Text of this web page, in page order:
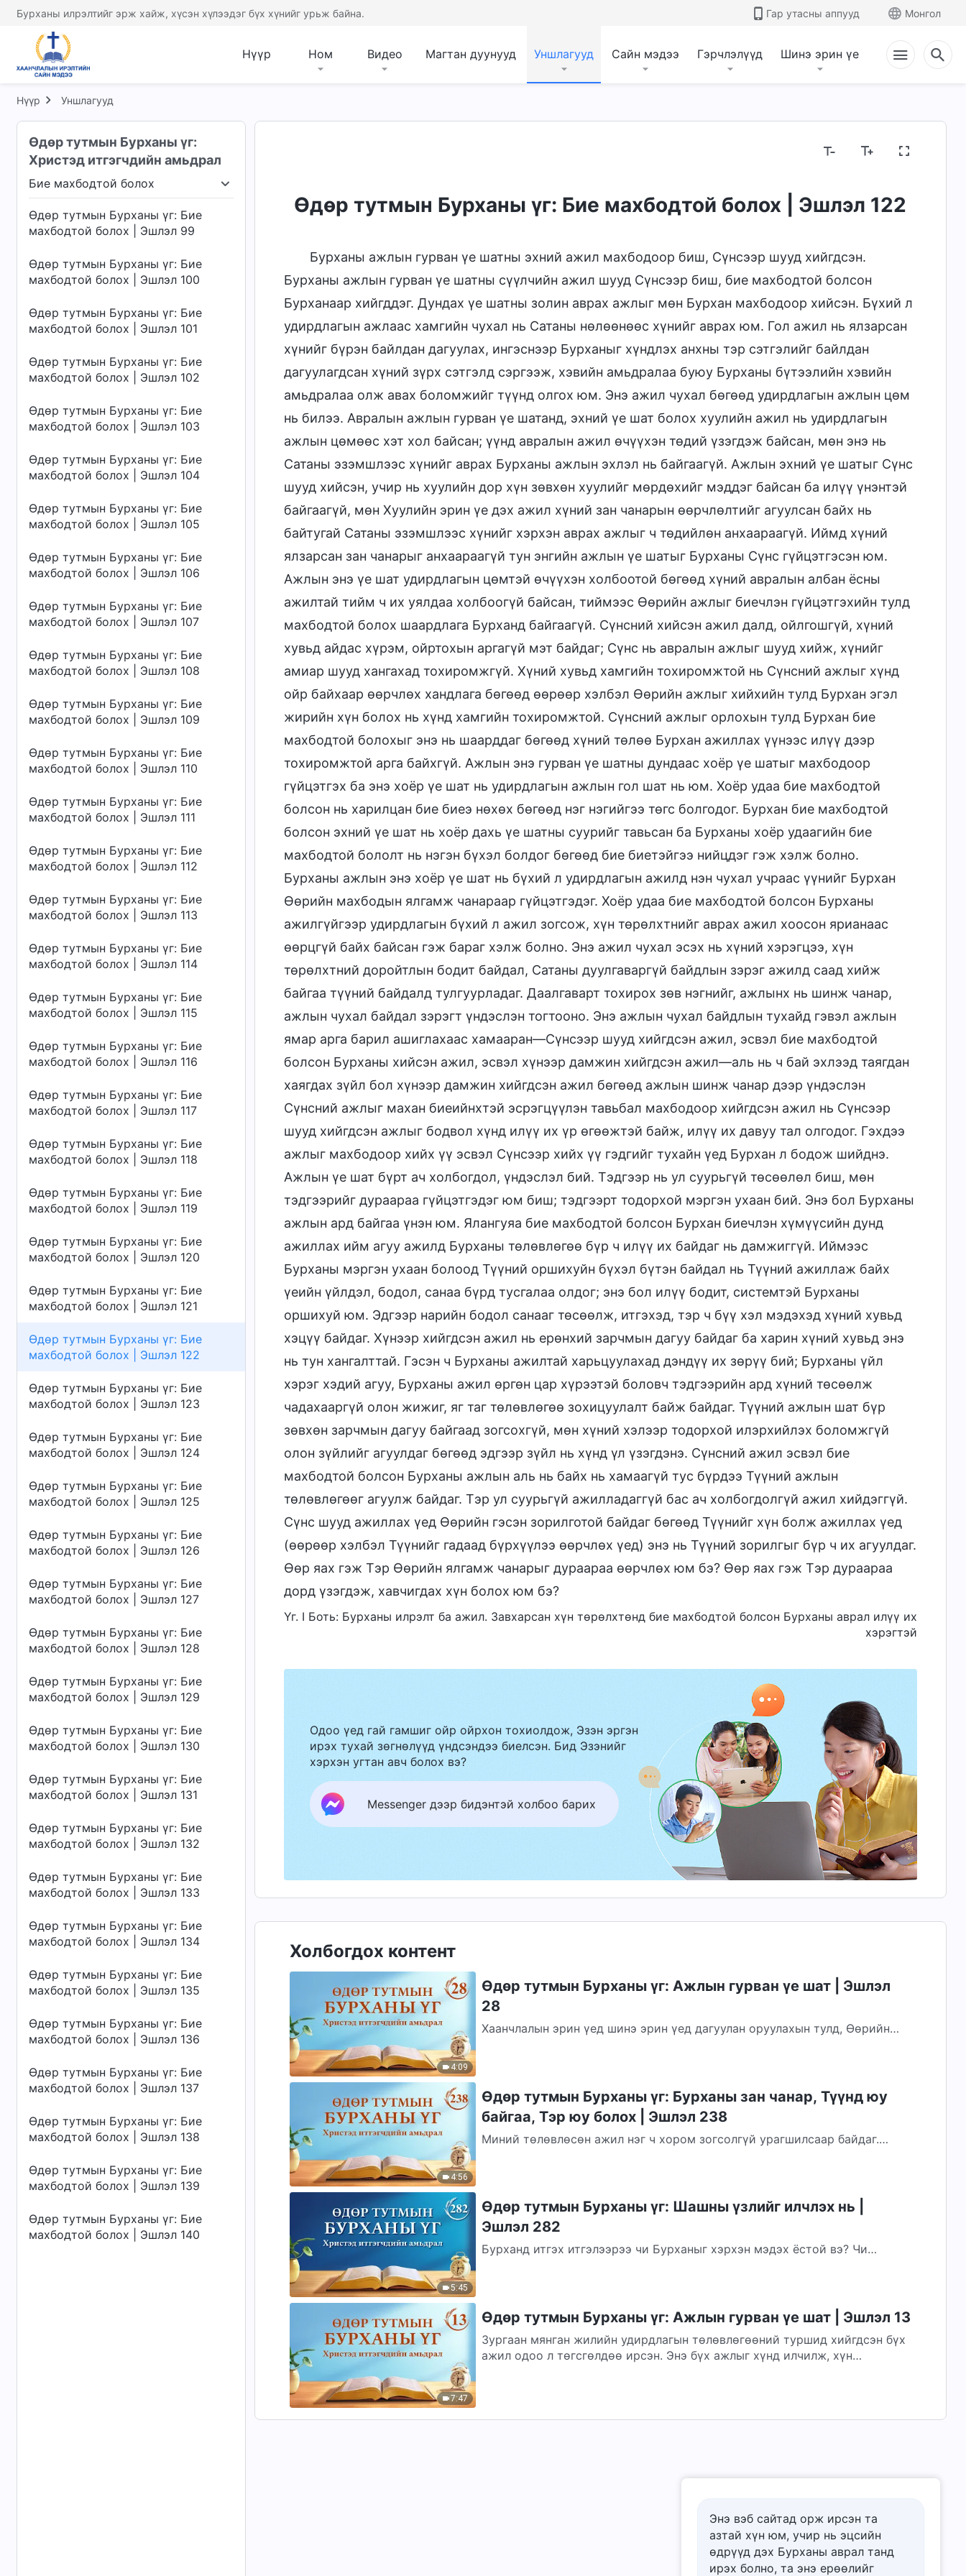
Бурханы илрэлтийг эрж хайж, хүсэн хүлээдэг бүх хүнийг урьж байна. Гар утасны аппууд Монгол
Нүүр Ном Видео Магтан дуунууд Уншлагууд Сайн мэдээ Гэрчлэлүүд Шинэ эрин үе
Нүүр Уншлагууд
Өдөр тутмын Бурханы үг:
Христэд итгэгчдийн амьдрал
Бие махбодтой болох
шүүлт Бие махбодтой болох Бурханы ажлыг мэдэх нь Бурханы зан чанар, Түүнд юу байгаа, Тэр юу болох Библийн тухай нууцууд
Өдөр тутмын Бурханы үг: Бие
махбодтой болох | Эшлэл 99
Өдөр тутмын Бурханы үг: Бие
махбодтой болох | Эшлэл 100
Өдөр тутмын Бурханы үг: Бие
махбодтой болох | Эшлэл 101
Өдөр тутмын Бурханы үг: Бие
махбодтой болох | Эшлэл 102
Өдөр тутмын Бурханы үг: Бие
махбодтой болох | Эшлэл 103
Өдөр тутмын Бурханы үг: Бие
махбодтой болох | Эшлэл 104
Өдөр тутмын Бурханы үг: Бие
махбодтой болох | Эшлэл 105
Өдөр тутмын Бурханы үг: Бие
махбодтой болох | Эшлэл 106
Өдөр тутмын Бурханы үг: Бие
махбодтой болох | Эшлэл 107
Өдөр тутмын Бурханы үг: Бие
махбодтой болох | Эшлэл 108
Өдөр тутмын Бурханы үг: Бие
махбодтой болох | Эшлэл 109
Өдөр тутмын Бурханы үг: Бие
махбодтой болох | Эшлэл 110
Өдөр тутмын Бурханы үг: Бие
махбодтой болох | Эшлэл 111
Өдөр тутмын Бурханы үг: Бие
махбодтой болох | Эшлэл 112
Өдөр тутмын Бурханы үг: Бие
махбодтой болох | Эшлэл 113
Өдөр тутмын Бурханы үг: Бие
махбодтой болох | Эшлэл 114
Өдөр тутмын Бурханы үг: Бие
махбодтой болох | Эшлэл 115
Өдөр тутмын Бурханы үг: Бие
махбодтой болох | Эшлэл 116
Өдөр тутмын Бурханы үг: Бие
махбодтой болох | Эшлэл 117
Өдөр тутмын Бурханы үг: Бие
махбодтой болох | Эшлэл 118
Өдөр тутмын Бурханы үг: Бие
махбодтой болох | Эшлэл 119
Өдөр тутмын Бурханы үг: Бие
махбодтой болох | Эшлэл 120
Өдөр тутмын Бурханы үг: Бие
махбодтой болох | Эшлэл 121
Өдөр тутмын Бурханы үг: Бие
махбодтой болох | Эшлэл 122
Өдөр тутмын Бурханы үг: Бие
махбодтой болох | Эшлэл 123
Өдөр тутмын Бурханы үг: Бие
махбодтой болох | Эшлэл 124
Өдөр тутмын Бурханы үг: Бие
махбодтой болох | Эшлэл 125
Өдөр тутмын Бурханы үг: Бие
махбодтой болох | Эшлэл 126
Өдөр тутмын Бурханы үг: Бие
махбодтой болох | Эшлэл 127
Өдөр тутмын Бурханы үг: Бие
махбодтой болох | Эшлэл 128
Өдөр тутмын Бурханы үг: Бие
махбодтой болох | Эшлэл 129
Өдөр тутмын Бурханы үг: Бие
махбодтой болох | Эшлэл 130
Өдөр тутмын Бурханы үг: Бие
махбодтой болох | Эшлэл 131
Өдөр тутмын Бурханы үг: Бие
махбодтой болох | Эшлэл 132
Өдөр тутмын Бурханы үг: Бие
махбодтой болох | Эшлэл 133
Өдөр тутмын Бурханы үг: Бие
махбодтой болох | Эшлэл 134
Өдөр тутмын Бурханы үг: Бие
махбодтой болох | Эшлэл 135
Өдөр тутмын Бурханы үг: Бие
махбодтой болох | Эшлэл 136
Өдөр тутмын Бурханы үг: Бие
махбодтой болох | Эшлэл 137
Өдөр тутмын Бурханы үг: Бие
махбодтой болох | Эшлэл 138
Өдөр тутмын Бурханы үг: Бие
махбодтой болох | Эшлэл 139
Өдөр тутмын Бурханы үг: Бие
махбодтой болох | Эшлэл 140
Өдөр тутмын Бурханы үг: Бие махбодтой болох | Эшлэл 122
Бурханы ажлын гурван үе шатны эхний ажил махбодоор биш, Сүнсээр шууд хийгдсэн.
Бурханы ажлын гурван үе шатны сүүлчийн ажил шууд Сүнсээр биш, бие махбодтой болсон
Бурханаар хийгддэг. Дундах үе шатны золин аврах ажлыг мөн Бурхан махбодоор хийсэн. Бүхий л
удирдлагын ажлаас хамгийн чухал нь Сатаны нөлөөнөөс хүнийг аврах юм. Гол ажил нь ялзарсан
хүнийг бүрэн байлдан дагуулах, ингэснээр Бурханыг хүндлэх анхны тэр сэтгэлийг байлдан
дагуулагдсан хүний зүрх сэтгэлд сэргээж, хэвийн амьдралаа буюу Бурханы бүтээлийн хэвийн
амьдралаа олж авах боломжийг түүнд олгох юм. Энэ ажил чухал бөгөөд удирдлагын ажлын цөм
нь билээ. Авралын ажлын гурван үе шатанд, эхний үе шат болох хуулийн ажил нь удирдлагын
ажлын цөмөөс хэт хол байсан; үүнд авралын ажил өчүүхэн төдий үзэгдэж байсан, мөн энэ нь
Сатаны эзэмшлээс хүнийг аврах Бурханы ажлын эхлэл нь байгаагүй. Ажлын эхний үе шатыг Сүнс
шууд хийсэн, учир нь хуулийн дор хүн зөвхөн хуулийг мөрдөхийг мэддэг байсан ба илүү үнэнтэй
байгаагүй, мөн Хуулийн эрин үе дэх ажил хүний зан чанарын өөрчлөлтийг агуулсан байх нь
байтугай Сатаны эзэмшлээс хүнийг хэрхэн аврах ажлыг ч төдийлөн анхаараагүй. Иймд хүний
ялзарсан зан чанарыг анхаараагүй тун энгийн ажлын үе шатыг Бурханы Сүнс гүйцэтгэсэн юм.
Ажлын энэ үе шат удирдлагын цөмтэй өчүүхэн холбоотой бөгөөд хүний авралын албан ёсны
ажилтай тийм ч их уялдаа холбоогүй байсан, тиймээс Өөрийн ажлыг биечлэн гүйцэтгэхийн тулд
махбодтой болох шаардлага Бурханд байгаагүй. Сүнсний хийсэн ажил далд, ойлгошгүй, хүний
хувьд айдас хүрэм, ойртохын аргагүй мэт байдаг; Cүнс нь авралын ажлыг шууд хийж, хүнийг
амиар шууд хангахад тохиромжгүй. Хүний хувьд хамгийн тохиромжтой нь Сүнсний ажлыг хүнд
ойр байхаар өөрчлөх хандлага бөгөөд өөрөөр хэлбэл Өөрийн ажлыг хийхийн тулд Бурхан эгэл
жирийн хүн болох нь хүнд хамгийн тохиромжтой. Сүнсний ажлыг орлохын тулд Бурхан бие
махбодтой болохыг энэ нь шаарддаг бөгөөд хүний төлөө Бурхан ажиллах үүнээс илүү дээр
тохиромжтой арга байхгүй. Ажлын энэ гурван үе шатны дундаас хоёр үе шатыг махбодоор
гүйцэтгэх ба энэ хоёр үе шат нь удирдлагын ажлын гол шат нь юм. Хоёр удаа бие махбодтой
болсон нь харилцан бие биеэ нөхөх бөгөөд нэг нэгийгээ төгс болгодог. Бурхан бие махбодтой
болсон эхний үе шат нь хоёр дахь үе шатны суурийг тавьсан ба Бурханы хоёр удаагийн бие
махбодтой бололт нь нэгэн бүхэл болдог бөгөөд бие биетэйгээ нийцдэг гэж хэлж болно.
Бурханы ажлын энэ хоёр үе шат нь бүхий л удирдлагын ажилд нэн чухал учраас үүнийг Бурхан
Өөрийн махбодын ялгамж чанараар гүйцэтгэдэг. Хоёр удаа бие махбодтой болсон Бурханы
ажилгүйгээр удирдлагын бүхий л ажил зогсож, хүн төрөлхтнийг аврах ажил хоосон ярианаас
өөрцгүй байх байсан гэж бараг хэлж болно. Энэ ажил чухал эсэх нь хүний хэрэгцээ, хүн
төрөлхтний доройтлын бодит байдал, Сатаны дуулгаваргүй байдлын зэрэг ажилд саад хийж
байгаа түүний байдалд тулгуурладаг. Даалгаварт тохирох зөв нэгнийг, ажлынх нь шинж чанар,
ажлын чухал байдал зэрэгт үндэслэн тогтооно. Энэ ажлын чухал байдлын тухайд гэвэл ажлын
ямар арга барил ашиглахаас хамааран—Сүнсээр шууд хийгдсэн ажил, эсвэл бие махбодтой
болсон Бурханы хийсэн ажил, эсвэл хүнээр дамжин хийгдсэн ажил—аль нь ч бай эхлээд таягдан
хаягдах зүйл бол хүнээр дамжин хийгдсэн ажил бөгөөд ажлын шинж чанар дээр үндэслэн
Сүнсний ажлыг махан биеийнхтэй эсрэгцүүлэн тавьбал махбодоор хийгдсэн ажил нь Сүнсээр
шууд хийгдсэн ажлыг бодвол хүнд илүү их үр өгөөжтэй байж, илүү их давуу тал олгодог. Гэхдээ
ажлыг махбодоор хийх үү эсвэл Сүнсээр хийх үү гэдгийг тухайн үед Бурхан л бодож шийднэ.
Ажлын үе шат бүрт ач холбогдол, үндэслэл бий. Тэдгээр нь ул суурьгүй төсөөлөл биш, мөн
тэдгээрийг дураараа гүйцэтгэдэг юм биш; тэдгээрт тодорхой мэргэн ухаан бий. Энэ бол Бурханы
ажлын ард байгаа үнэн юм. Ялангуяа бие махбодтой болсон Бурхан биечлэн хүмүүсийн дунд
ажиллах ийм агуу ажилд Бурханы төлөвлөгөө бүр ч илүү их байдаг нь дамжиггүй. Иймээс
Бурханы мэргэн ухаан болоод Түүний оршихуйн бүхэл бүтэн байдал нь Түүний ажиллаж байх
үеийн үйлдэл, бодол, санаа бүрд тусгалаа олдог; энэ бол илүү бодит, системтэй Бурханы
оршихуй юм. Эдгээр нарийн бодол санааг төсөөлж, итгэхэд, тэр ч бүү хэл мэдэхэд хүний хувьд
хэцүү байдаг. Хүнээр хийгдсэн ажил нь ерөнхий зарчмын дагуу байдаг ба харин хүний хувьд энэ
нь тун хангалттай. Гэсэн ч Бурханы ажилтай харьцуулахад дэндүү их зөрүү бий; Бурханы үйл
хэрэг хэдий агуу, Бурханы ажил өргөн цар хүрээтэй боловч тэдгээрийн ард хүний төсөөлж
чадахааргүй олон жижиг, яг таг төлөвлөгөө зохицуулалт байж байдаг. Түүний ажлын шат бүр
зөвхөн зарчмын дагуу байгаад зогсохгүй, мөн хүний хэлээр тодорхой илэрхийлэх боломжгүй
олон зүйлийг агуулдаг бөгөөд эдгээр зүйл нь хүнд үл үзэгдэнэ. Сүнсний ажил эсвэл бие
махбодтой болсон Бурханы ажлын аль нь байх нь хамаагүй тус бүрдээ Түүний ажлын
төлөвлөгөөг агуулж байдаг. Тэр ул суурьгүй ажилладаггүй бас ач холбогдолгүй ажил хийдэггүй.
Сүнс шууд ажиллах үед Өөрийн гэсэн зорилготой байдаг бөгөөд Түүнийг хүн болж ажиллах үед
(өөрөөр хэлбэл Түүнийг гадаад бүрхүүлээ өөрчлөх үед) энэ нь Түүний зорилгыг бүр ч их агуулдаг.
Өөр яах гэж Тэр Өөрийн ялгамж чанарыг дураараа өөрчлөх юм бэ? Өөр яах гэж Тэр дураараа
дорд үзэгдэж, хавчигдах хүн болох юм бэ?
Үг. I Боть: Бурханы илрэлт ба ажил. Завхарсан хүн төрөлхтөнд бие махбодтой болсон Бурханы аврал илүү их
хэрэгтэй
Одоо үед гай гамшиг ойр ойрхон тохиолдож, Эзэн эргэн
ирэх тухай зөгнөлүүд үндсэндээ биелсэн. Бид Эзэнийг
хэрхэн угтан авч болох вэ?
Messenger дээр бидэнтэй холбоо барих
Холбогдох контент
4:09
Өдөр тутмын Бурханы үг: Ажлын гурван үе шат | Эшлэл
28
Хаанчлалын эрин үед шинэ эрин үед дагуулан оруулахын тулд, Өөрийн
4:56
Өдөр тутмын Бурханы үг: Бурханы зан чанар, Түүнд юу
байгаа, Тэр юу болох | Эшлэл 238
Миний төлөвлөсөн ажил нэг ч хором зогсолгүй урагшилсаар байдаг.
5:45
Өдөр тутмын Бурханы үг: Шашны үзлийг илчлэх нь |
Эшлэл 282
Бурханд итгэх итгэлээрээ чи Бурханыг хэрхэн мэдэх ёстой вэ? Чи
7:47
Өдөр тутмын Бурханы үг: Ажлын гурван үе шат | Эшлэл 13
Зургаан мянган жилийн удирдлагын төлөвлөгөөний туршид хийгдсэн бүх
ажил одоо л төгсгөлдөө ирсэн. Энэ бүх ажлыг хүнд илчилж, хүн
Энэ вэб сайтад орж ирсэн та
азтай хүн юм, учир нь эцсийн
өдрүүд дэх Бурханы аврал танд
ирэх болно, та энэ ерѳѳлийг